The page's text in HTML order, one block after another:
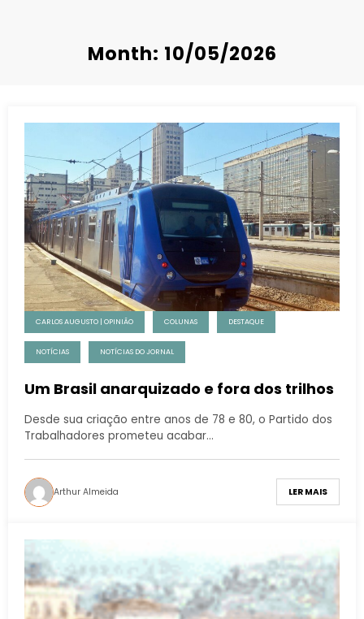
Month: 10/05/2026
CARLOS AUGUSTO | OPINIÃO COLUNAS DESTAQUE
NOTÍCIAS NOTÍCIAS DO JORNAL
Um Brasil anarquizado e fora dos trilhos
Desde sua criação entre anos de 78 e 80, o Partido dos
Trabalhadores prometeu acabar…
Arthur Almeida LER MAIS